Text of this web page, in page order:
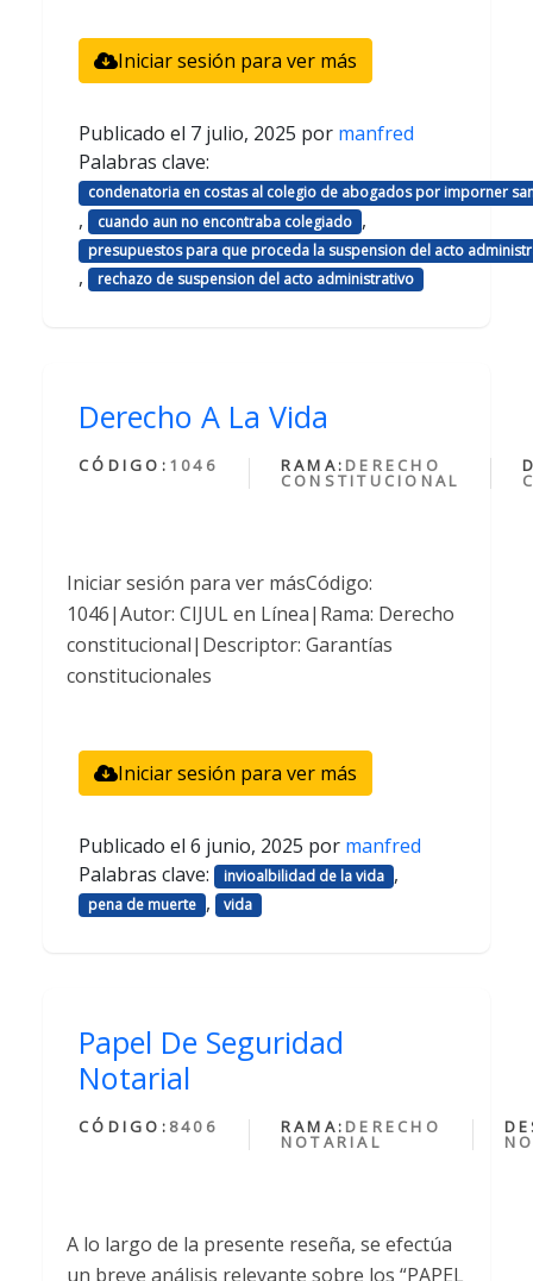
Iniciar sesión para ver más
Publicado el 7 julio, 2025 por manfred
Palabras clave:
condenatoria en costas al colegio de abogados por imporner
, cuando aun no encontraba colegiado ,
presupuestos para que proceda la suspension del acto
, rechazo de suspension del acto administrativo
Derecho A La Vida
CÓDIGO: 1046 RAMA: DERECHO
CONSTITUCIONAL
Iniciar sesión para ver másCódigo:
1046|Autor: CIJUL en Línea|Rama: Derecho
constitucional|Descriptor: Garantías
constitucionales
Iniciar sesión para ver más
Publicado el 6 junio, 2025 por manfred
Palabras clave:
invioalbilidad de la vida ,
pena de muerte , vida
Papel De Seguridad
Notarial
CÓDIGO: 8406 RAMA: DERECHO
NOTARIAL
A lo largo de la presente reseña, se efectúa
un breve análisis relevante sobre los “PAPEL